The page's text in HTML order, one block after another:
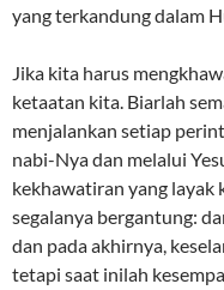
yang terkandung dalam
Jika kita harus
ketaatan kita. Biarlah
menjalankan setiap
nabi-Nya dan melalui
kekhawatiran yang layak
segalanya bergantung:
dan pada akhirnya,
tetapi saat inilah